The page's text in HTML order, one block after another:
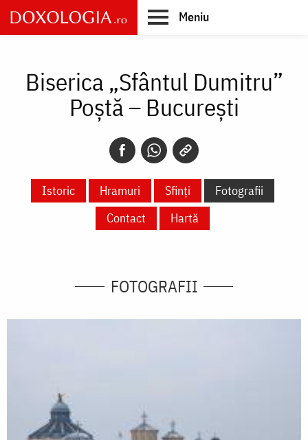
Skip
to
main
Meniu
Biserica „Sfântul Dumitru”
Poștă – București
Istoric Hramuri Sfinți
Fotografii
Contact
Hartă
FOTOGRAFII